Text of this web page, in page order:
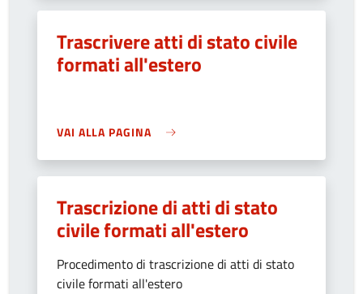
Trascrivere atti di stato civile
formati all'estero
VAI ALLA PAGINA
Trascrizione di atti di stato
civile formati all'estero
Procedimento di trascrizione di atti di stato
civile formati all'estero